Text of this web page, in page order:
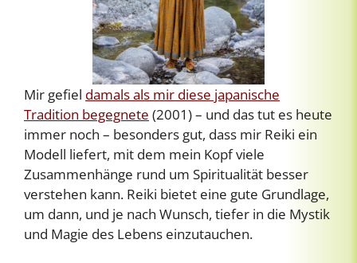
Mir gefiel damals als mir diese japanische
Tradition begegnete (2001) – und das tut es heute
immer noch – besonders gut, dass mir Reiki ein
Modell liefert, mit dem mein Kopf viele
Zusammenhänge rund um Spiritualität besser
verstehen kann. Reiki bietet eine gute Grundlage,
um dann, und je nach Wunsch, tiefer in die Mystik
und Magie des Lebens einzutauchen.